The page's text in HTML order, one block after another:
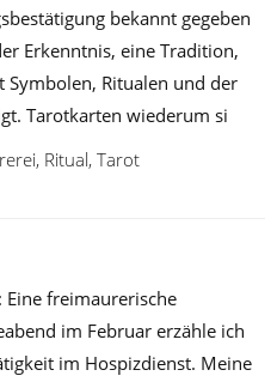
bekannt gegeben
Erkenntnis, eine Tradition,
Symbolen, Ritualen und der
Tarotkarten wiederum si
, Ritual, Tarot
freimaurerische
im Februar erzähle ich
im Hospizdienst. Meine